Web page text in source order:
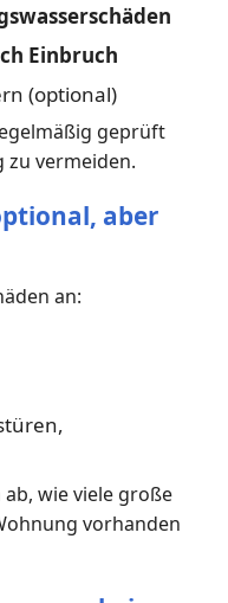
Einbruch
(optional)
geprüft
vermeiden.
aber
an:
wie viele große
vorhanden